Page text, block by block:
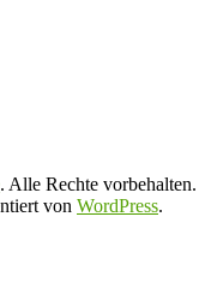
. Alle Rechte vorbehalten.
von WordPress.